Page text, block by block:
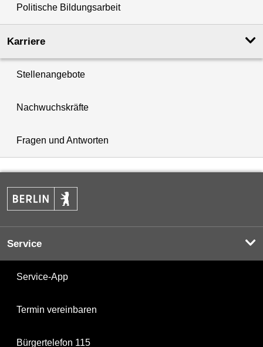
Politische Bildungsarbeit
Karriere
Stellenangebote
Nachwuchskräfte
Fragen und Antworten
Service
Service-App
Termin vereinbaren
Bürgertelefon 115